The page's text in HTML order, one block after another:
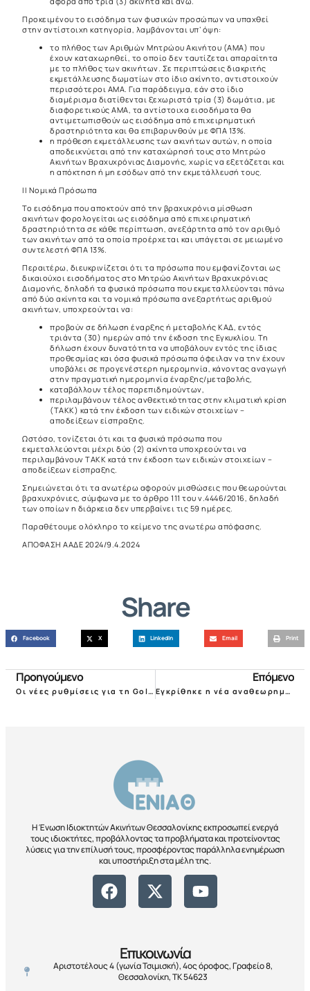
Προκειμένου το εισόδημα των φυσικών προσώπων να υπαχθεί
στην αντίστοιχη κατηγορία, λαμβάνονται υπ’ όψη:
το πλήθος των Αριθμών Μητρώου Ακινήτου (ΑΜΑ) που
έχουν καταχωρηθεί, το οποίο δεν ταυτίζεται απαραίτητα
με το πλήθος των ακινήτων. Σε περιπτώσεις διακριτής
εκμετάλλευσης δωματίων στο ίδιο ακίνητο, αντιστοιχούν
περισσότεροι ΑΜΑ. Για παράδειγμα, εάν στο ίδιο
διαμέρισμα διατίθενται ξεχωριστά τρία (3) δωμάτια, με
διαφορετικούς ΑΜΑ, τα αντίστοιχα εισοδήματα θα
αντιμετωπισθούν ως εισόδημα από επιχειρηματική
δραστηριότητα και θα επιβαρυνθούν με ΦΠΑ 13%.
η πρόθεση εκμετάλλευσης των ακινήτων αυτών, η οποία
αποδεικνύεται από την καταχώρησή τους στο Μητρώο
Ακινήτων Βραχυχρόνιας Διαμονής, χωρίς να εξετάζεται και
η απόκτηση ή μη εσόδων από την εκμετάλλευσή τους.
ΙΙ Νομικά Πρόσωπα
Το εισόδημα που αποκτούν από την βραχυχρόνια μίσθωση
ακινήτων φορολογείται ως εισόδημα από επιχειρηματική
δραστηριότητα σε κάθε περίπτωση, ανεξάρτητα από τον αριθμό
των ακινήτων από τα οποία προέρχεται και υπάγεται σε μειωμένο
συντελεστή ΦΠΑ 13%.
Περαιτέρω, διευκρινίζεται ότι τα πρόσωπα που εμφανίζονται ως
δικαιούχοι εισοδήματος στο Μητρώο Ακινήτων Βραχυχρόνιας
Διαμονής, δηλαδή τα φυσικά πρόσωπα που εκμεταλλεύονται πάνω
από δύο ακίνητα και τα νομικά πρόσωπα ανεξαρτήτως αριθμού
ακινήτων, υποχρεούνται να:
προβούν σε δήλωση έναρξης ή μεταβολής ΚΑΔ, εντός
τριάντα (30) ημερών από την έκδοση της Εγκυκλίου. Τη
δήλωση έχουν δυνατότητα να υποβάλουν εντός της ίδιας
προθεσμίας και όσα φυσικά πρόσωπα όφειλαν να την έχουν
υποβάλει σε προγενέστερη ημερομηνία, κάνοντας αναγωγή
στην πραγματική ημερομηνία έναρξης/μεταβολής,
καταβάλλουν τέλος παρεπιδημούντων,
περιλαμβάνουν τέλος ανθεκτικότητας στην κλιματική κρίση
(ΤΑΚΚ) κατά την έκδοση των ειδικών στοιχείων –
αποδείξεων είσπραξης.
Ωστόσο, τονίζεται ότι και τα φυσικά πρόσωπα που
εκμεταλλεύονται μέχρι δύο (2) ακίνητα υποχρεούνται να
περιλαμβάνουν ΤΑΚΚ κατά την έκδοση των ειδικών στοιχείων –
αποδείξεων είσπραξης.
Σημειώνεται ότι τα ανωτέρω αφορούν μισθώσεις που θεωρούνται
βραχυχρόνιες, σύμφωνα με το άρθρο 111 του ν.4446/2016, δηλαδή
των οποίων η διάρκεια δεν υπερβαίνει τις 59 ημέρες.
Παραθέτουμε ολόκληρο το κείμενο της ανωτέρω απόφασης.
ΑΠΟΦΑΣΗ ΑΑΔΕ 2024/9.4.2024
Share
Facebook X LinkedIn Email Print
Προηγούμενο
Οι νέες ρυθμίσεις για τη Golden Visa
Επόμενο
Εγκρίθηκε η νέα αναθεωρημένη Οδηγία για την Eνεργειακή Aπόδοση Kτιρίων (EPBD)
Η Ένωση Ιδιοκτητών Ακινήτων Θεσσαλονίκης εκπροσωπεί ενεργά
τους ιδιοκτήτες, προβάλλοντας τα προβλήματα και προτείνοντας
λύσεις για την επίλυσή τους, προσφέροντας παράλληλα ενημέρωση
και υποστήριξη στα μέλη της.
Επικοινωνία
Αριστοτέλους 4 (γωνία Τσιμισκή), 4ος όροφος, Γραφείο 8,
Θεσσαλονίκη, ΤΚ 54623